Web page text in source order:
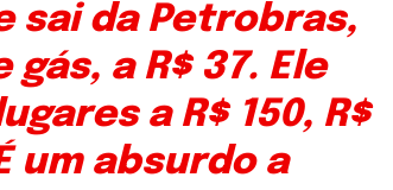
sai da Petrobras,
a R$ 37. Ele
a R$ 150, R$
um absurdo a